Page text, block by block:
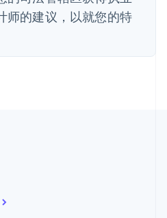
师的建议，以就您的特